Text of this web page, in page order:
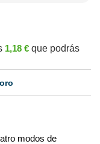
1,18 € que podrás
modos de